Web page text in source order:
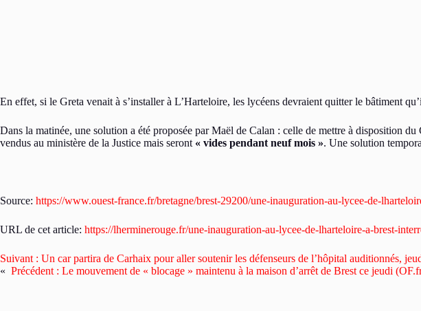
En effet, si le Greta venait à s’installer à L’Harteloire, les lycéens devraient quitter le bâtiment
Dans la matinée, une solution a été proposée par Maël de Calan : celle de mettre à disposition
vendus au ministère de la Justice mais seront « vides pendant neuf mois ». Une solution
Source: https://www.ouest-france.fr/bretagne/brest-29200/une-inauguration-au-lycee-de-
URL de cet article: https://lherminerouge.fr/une-inauguration-au-lycee-de-lharteloire-a-brest-
Suivant : Un car partira de Carhaix pour aller soutenir les défenseurs de l’hôpital auditionnés,
« Précédent : Le mouvement de « blocage » maintenu à la maison d’arrêt de Brest ce jeudi